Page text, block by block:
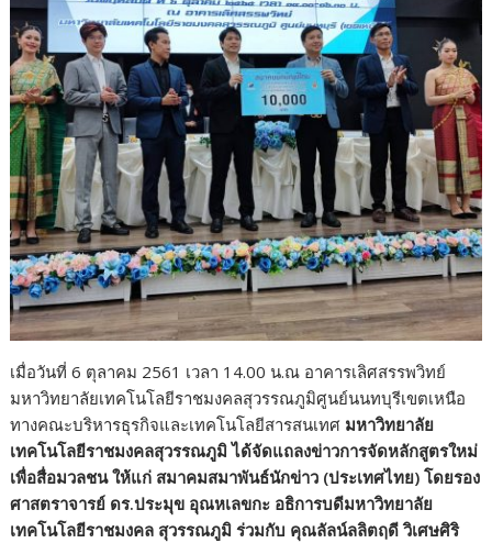
เมื่อวันที่ 6 ตุลาคม 2561 เวลา 14.00 น.ณ อาคารเลิศสรรพวิทย์
มหาวิทยาลัยเทคโนโลยีราชมงคลสุวรรณภูมิศูนย์นนทบุรีเขตเหนือ
ทางคณะบริหารธุรกิจและเทคโนโลยีสารสนเทศ มหาวิทยาลัย
เทคโนโลยีราชมงคลสุวรรณภูมิ ได้จัดแถลงข่าวการจัดหลักสูตรใหม่
เพื่อสื่อมวลชน ให้แก่ สมาคมสมาพันธ์นักข่าว (ประเทศไทย) โดยรอง
ศาสตราจารย์ ดร.ประมุข อุณหเลขกะ อธิการบดีมหาวิทยาลัย
เทคโนโลยีราชมงคล สุวรรณภูมิ ร่วมกับ คุณลัลน์ลลิตฤดี วิเศษศิริ